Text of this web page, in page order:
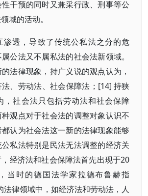
干预的同时又兼采行政、刑事等公
域的活动。
渗透，导致了传统公私法之分的危
公法又不属私法的社会法新领域。
法律现象，持广义说的观点认为，
、劳动法、社会保障法；[14] 持狭
，社会法只包括劳动法和社会保障
观点对于社会法的调整对象认识不
认为社会法这一新的法律现象能够
私法特别是民法无法调整的经济关
经济法和社会保障法首先出现于20
当时的德国法学家拉德布鲁赫指
法律领域中，如经济法和劳动法，人